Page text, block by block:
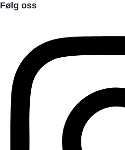
Følg oss